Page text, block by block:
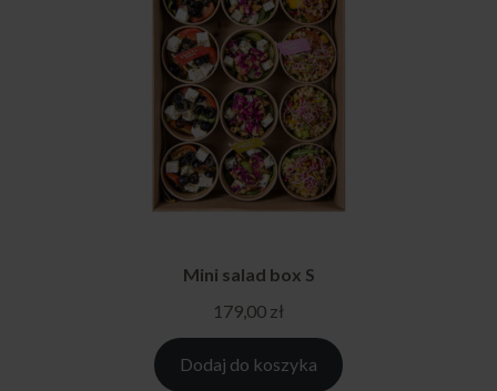
Mini salad box S
179,00 zł
Dodaj do koszyka